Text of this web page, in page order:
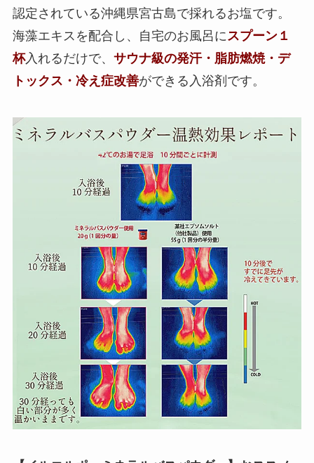
認定されている沖縄県宮古島で採れるお塩です。
海藻エキスを配合し、自宅のお風呂にスプーン１
杯入れるだけで、 サウナ級の発汗・脂肪燃焼・デ
トックス・冷え症改善ができる入浴剤です。